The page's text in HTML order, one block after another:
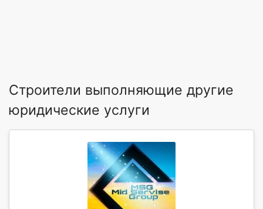
Строители выполняющие другие
юридические услуги